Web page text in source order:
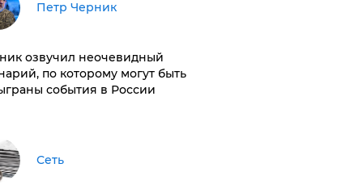
Петр Черник
озвучил неочевидный
по которому могут быть
события в России
Сеть